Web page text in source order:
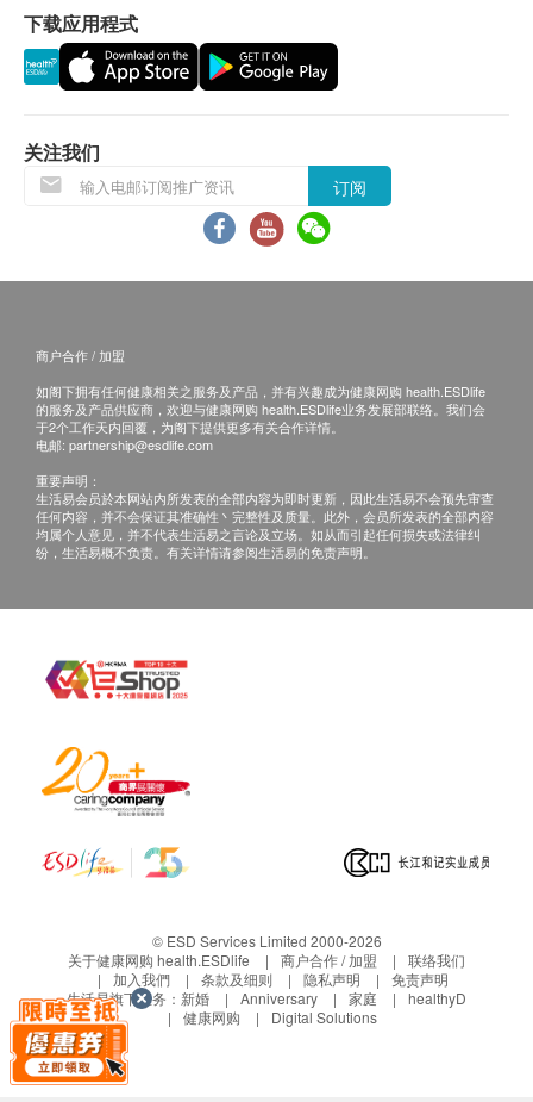
有效期为1个月，客户必须于1个月内（由确认付款
日期起计）接种第一针，逾期作废。）
疫苗注射服务必须经医生评估是否适合进行疫苗注
为不适合注射疫苗，将需收取医生诊症费用
$300，余下差额将会退回。如有争议，健康网购
health.ESDlife及明确医疗中心将保留最后决定
免责声明：
所有健康检查/服务并非作为医务诊断或治疗用
途。当阁下身体健康出现任何疾病征兆时，应立即
咨询有认可资格的医生，作出诊断及治疗。
本服务/产品由商户提供。生活易【健康网购
health.ESDlife】并没有经营或提供本服务/产品。
有关此服务/产品的错漏或延误，或因使用此服务/
网购health.ESDlife概不负责。一切有关的索偿或
下载应用程式
关注我们
订阅
商户合作 / 加盟
如阁下拥有任何健康相关之服务及产品，并有兴趣成为健康网购 health.ESDlife
的服务及产品供应商，欢迎与健康网购 health.ESDlife业务发展部联络。我们会
于2个工作天内回覆，为阁下提供更多有关合作详情。
电邮: partnership@esdlife.com
重要声明：
生活易会员於本网站内所发表的全部内容为即时更新，因此生活易不会预先审查
任何内容，并不会保证其准确性丶完整性及质量。此外，会员所发表的全部内容
均属个人意见，并不代表生活易之言论及立场。如从而引起任何损失或法律纠
纷，生活易概不负责。有关详情请参阅生活易的免责声明。
© ESD Services Limited 2000-2026
关于健康网购 health.ESDlife
商户合作 / 加盟
联络我们
加入我們
条款及细则 隐私声明
免责声明
生活易旗下业务： 新婚 Anniversary 家庭
healthyD
健康网购
Digital Solutions